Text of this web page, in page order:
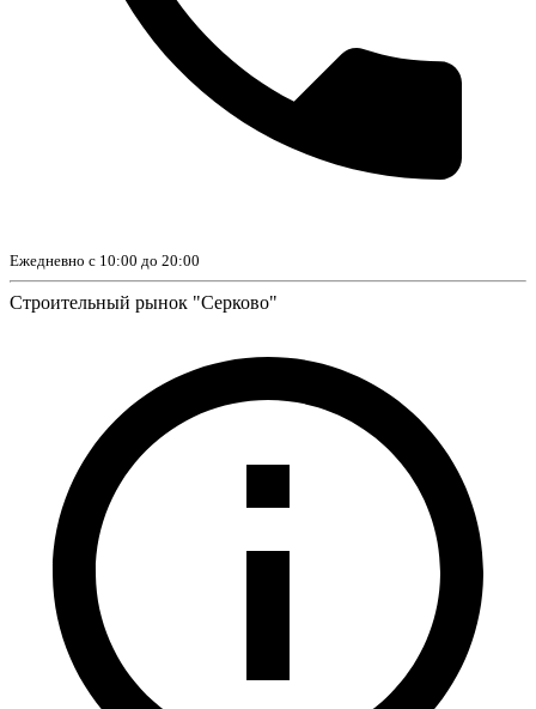
Ежедневно с 10:00 до 20:00
Строительный рынок "Серково"